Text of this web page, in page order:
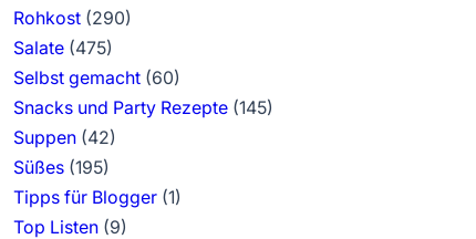
Rohkost(290)
Salate(475)
Selbst gemacht(60)
Snacks und Party Rezepte(145)
Suppen(42)
Süßes(195)
Tipps für Blogger(1)
Top Listen(9)